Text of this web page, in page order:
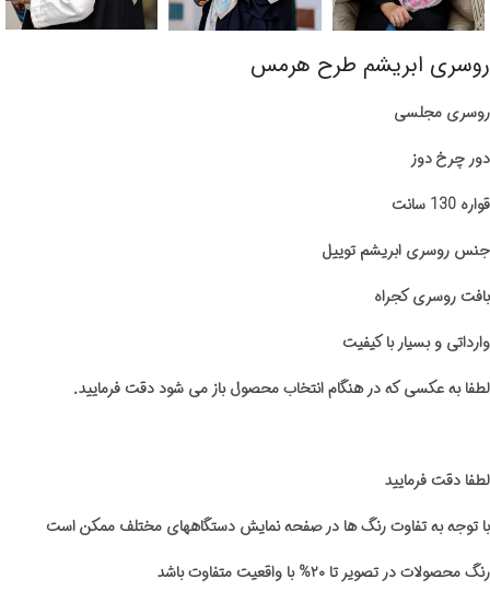
روسری ابریشم طرح هرمس
روسری مجلسی
دور چرخ دوز
قواره 130 سانت
جنس روسری ابریشم توییل
بافت روسری کجراه
وارداتی و بسیار با کیفیت
لطفا به عکسی که در هنگام انتخاب محصول باز می شود دقت فرمایید.
لطفا دقت فرمایید
با توجه به تفاوت رنگ ها در صفحه نمایش دستگاههای مختلف ممکن است
رنگ محصولات در تصویر تا ۲۰% با واقعیت متفاوت باشد